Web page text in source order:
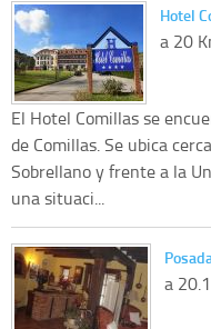
Hotel
a 20
El Hotel Comillas se
de Comillas. Se ubica
Sobrellano y frente a la
una situaci...
a